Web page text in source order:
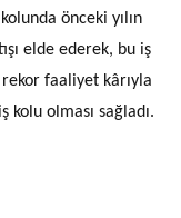
önceki yılın
elde ederek, bu iş
faaliyet kârıyla
kolu olması sağladı.